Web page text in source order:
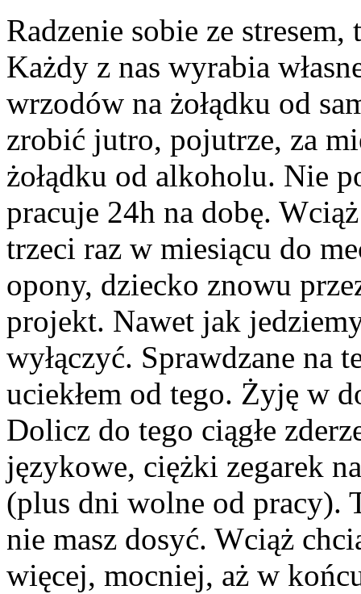
Radzenie sobie ze
Każdy z nas wyrabia
wrzodów na żołądku od
zrobić jutro, pojutrze, za
żołądku od alkoholu. Nie
pracuje 24h na dobę.
trzeci raz w miesiącu do
opony, dziecko znowu
projekt. Nawet jak
wyłączyć. Sprawdzane na
uciekłem od tego. Żyję w
Dolicz do tego ciągłe
językowe, ciężki zegarek
(plus dni wolne od pracy).
nie masz dosyć. Wciąż
więcej, mocniej, aż w